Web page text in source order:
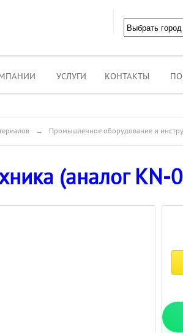
УСЛУГИ КОНТАКТЫ
→ Промышленное оборудование и
(аналог KN-